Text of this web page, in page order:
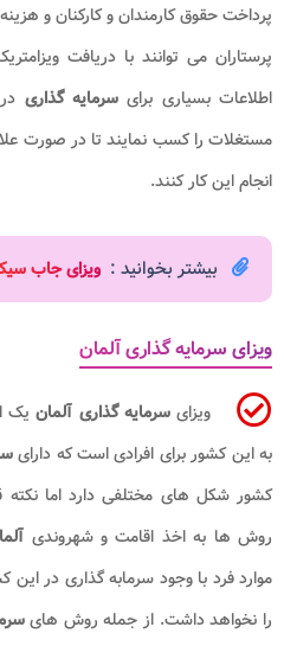
پرداخت حقوق کارمندان و کارکنان و
پرستاران می توانند با دریافت
اطلاعات بسیاری برای سرمایه گذاری
مستغلات را کسب نمایند تا در صورت
انجام این کار کنند.
بیشتر بخوانید : ویزای جاب
ویزای سرمایه گذاری آلمان
ویزایسرمایه گذاری آلمان یک
به این کشور برای افرادی است که دارای
کشور شکل های مختلفی دارد اما
روش ها به اخذ اقامت و شهروندی
موارد فرد با وجود سرمابه گذاری در
را نخواهد داشت. از جمله روش های